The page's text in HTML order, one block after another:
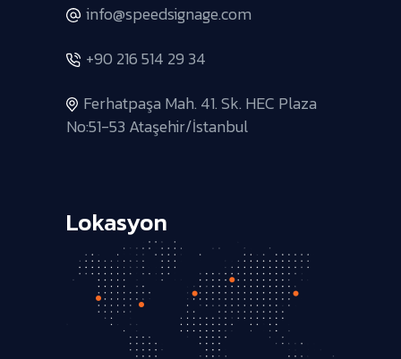
info@speedsignage.com
+90 216 514 29 34
Ferhatpaşa Mah. 41. Sk. HEC Plaza
No:51-53 Ataşehir/İstanbul
Lokasyon